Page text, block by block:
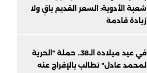
شعبة الأدوية: السعر القديم باقٍ ولا
زيادة قادمة
في عيد ميلاده الـ38.. حملة "الحرية
لمحمد عادل" تطالب بالإفراج عنه